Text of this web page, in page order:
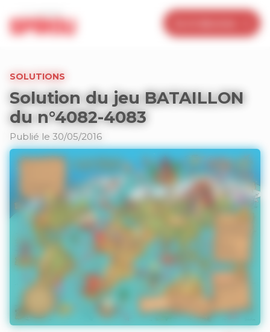
SOLUTIONS
Solution du jeu BATAILLON
du n°4082-4083
Publié le 30/05/2016